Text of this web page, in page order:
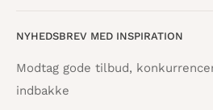
Tlf.: 86 82 09 25
Telefontid hverdage · 10:00 - 17:00
Tilbagebetalingspolitik
Cookie- og privatlivspolitik
Servicevilkår
NYHEDSBREV MED INSPIRATION
Modtag gode tilbud,
indbakke